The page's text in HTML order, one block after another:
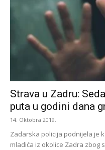
Strava u Zadru:
puta u godini dana
14. Oktobra 2019.
Zadarska policija podnijela je
mladića iz okolice Zadra zbog